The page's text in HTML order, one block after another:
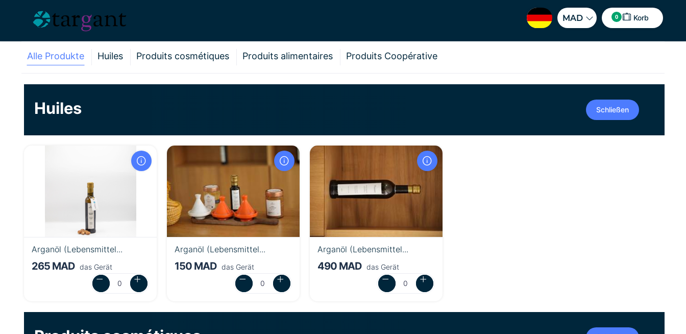
MAD 0 Korb
Alle Produkte Huiles Produits cosmétiques Produits alimentaires Produits Coopérative
Huiles Schließen
Arganöl (Lebensmittel...
265 MAD das Gerät
Arganöl (Lebensmittel...
150 MAD das Gerät
Arganöl (Lebensmittel...
490 MAD das Gerät